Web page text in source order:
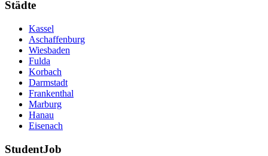
Städte
Kassel
Aschaffenburg
Wiesbaden
Fulda
Korbach
Darmstadt
Frankenthal
Marburg
Hanau
Eisenach
StudentJob